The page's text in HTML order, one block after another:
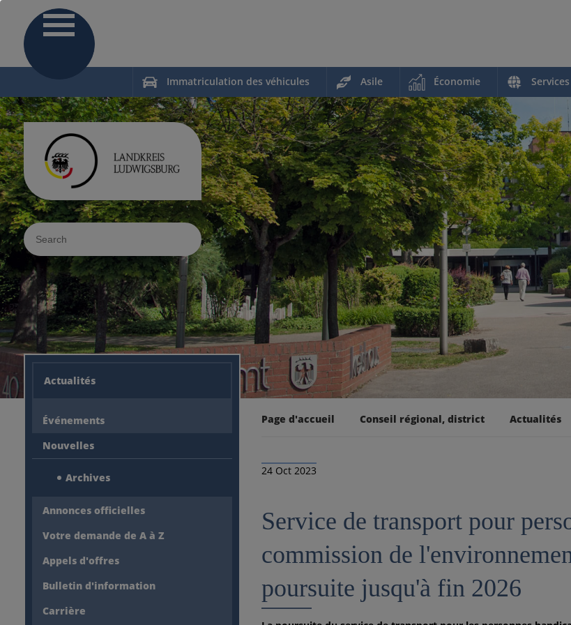
Immatriculation des véhicules Asile Économie
Sucheingabe
Actualités
Événements
Nouvelles
Archives
Annonces officielles
Votre demande de A à Z
Appels d'offres
Bulletin d'information
Carrière
Page d'accueil Conseil régional, district Actualités
24 Oct 2023
Service de transport pour
commission de
poursuite jusqu'à fin 2026